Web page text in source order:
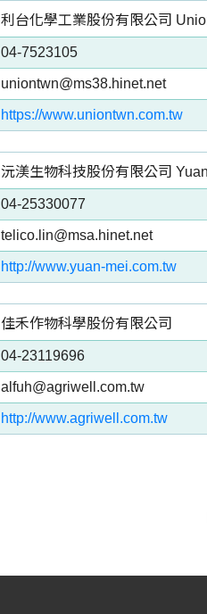
利台化學工業股份有限公司
04-7523105
uniontwn@ms38.hinet.net
https://www.uniontwn.com.tw
沅渼生物科技股份有限公司
04-25330077
telico.lin@msa.hinet.net
http://www.yuan-mei.com.tw
佳禾作物科學股份有限公司
04-23119696
alfuh@agriwell.com.tw
http://www.agriwell.com.tw